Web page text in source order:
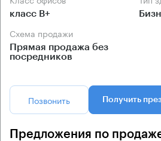
класс B+
Схема продажи
Прямая продажа без
посредников
Позвонить Получить
Предложения по